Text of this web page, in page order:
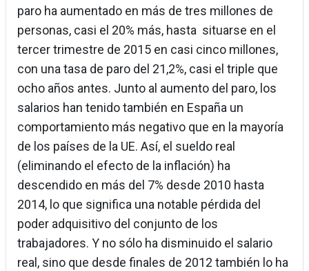
paro ha aumentado en más de tres millones de
personas, casi el 20% más, hasta situarse en el
tercer trimestre de 2015 en casi cinco millones,
con una tasa de paro del 21,2%, casi el triple que
ocho años antes. Junto al aumento del paro, los
salarios han tenido también en España un
comportamiento más negativo que en la mayoría
de los países de la UE. Así, el sueldo real
(eliminando el efecto de la inflación) ha
descendido en más del 7% desde 2010 hasta
2014, lo que significa una notable pérdida del
poder adquisitivo del conjunto de los
trabajadores. Y no sólo ha disminuido el salario
real, sino que desde finales de 2012 también lo ha